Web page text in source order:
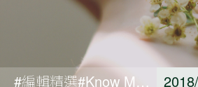
#編輯精選#Know More 純淨保養觀點